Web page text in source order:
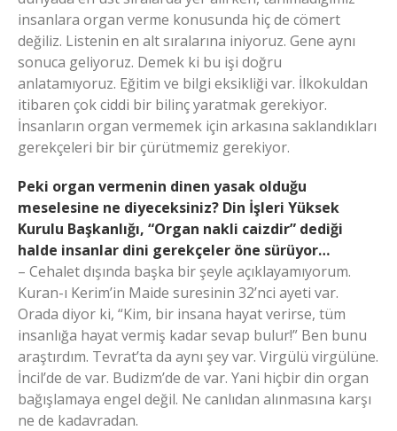
insanlara organ verme konusunda hiç de cömert
değiliz. Listenin en alt sıralarına iniyoruz. Gene aynı
sonuca geliyoruz. Demek ki bu işi doğru
anlatamıyoruz. Eğitim ve bilgi eksikliği var. İlkokuldan
itibaren çok ciddi bir bilinç yaratmak gerekiyor.
İnsanların organ vermemek için arkasına saklandıkları
gerekçeleri bir bir çürütmemiz gerekiyor.
Peki organ vermenin dinen yasak olduğu
meselesine ne diyeceksiniz? Din İşleri Yüksek
Kurulu Başkanlığı, “Organ nakli caizdir” dediği
halde insanlar dini gerekçeler öne sürüyor…
– Cehalet dışında başka bir şeyle açıklayamıyorum.
Kuran-ı Kerim’in Maide suresinin 32’nci ayeti var.
Orada diyor ki, “Kim, bir insana hayat verirse, tüm
insanlığa hayat vermiş kadar sevap bulur!” Ben bunu
araştırdım. Tevrat’ta da aynı şey var. Virgülü virgülüne.
İncil’de de var. Budizm’de de var. Yani hiçbir din organ
bağışlamaya engel değil. Ne canlıdan alınmasına karşı
ne de kadavradan.